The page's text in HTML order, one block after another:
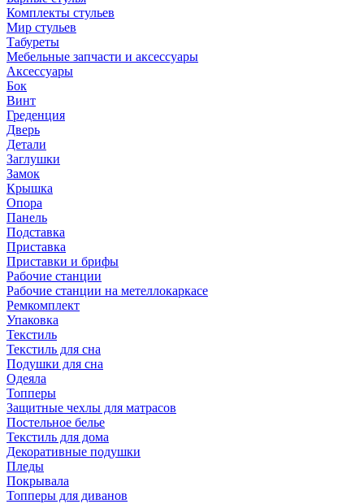
Комплекты стульев
Мир стульев
Табуреты
Мебельные запчасти и аксессуары
Аксессуары
Бок
Винт
Греденция
Дверь
Детали
Заглушки
Замок
Крышка
Опора
Панель
Подставка
Приставка
Приставки и брифы
Рабочие станции
Рабочие станции на метеллокаркасе
Ремкомплект
Упаковка
Текстиль
Текстиль для сна
Подушки для сна
Одеяла
Топперы
Защитные чехлы для матрасов
Постельное белье
Текстиль для дома
Декоративные подушки
Пледы
Покрывала
Топперы для диванов